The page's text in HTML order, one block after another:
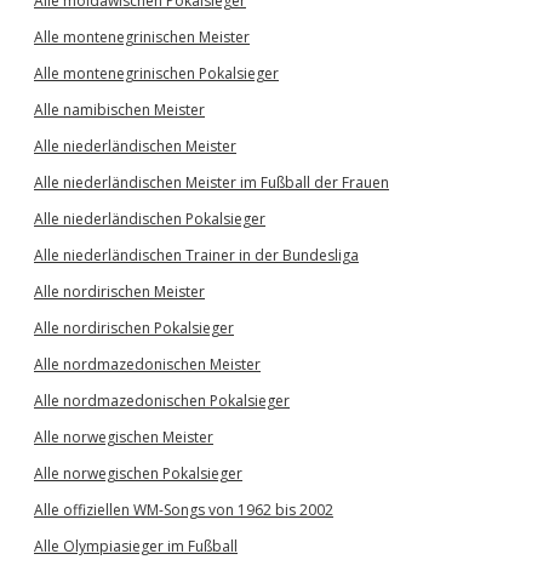
Alle montenegrinischen Meister
Alle montenegrinischen Pokalsieger
Alle namibischen Meister
Alle niederländischen Meister
Alle niederländischen Meister im Fußball der Frauen
Alle niederländischen Pokalsieger
Alle niederländischen Trainer in der Bundesliga
Alle nordirischen Meister
Alle nordirischen Pokalsieger
Alle nordmazedonischen Meister
Alle nordmazedonischen Pokalsieger
Alle norwegischen Meister
Alle norwegischen Pokalsieger
Alle offiziellen WM-Songs von 1962 bis 2002
Alle Olympiasieger im Fußball